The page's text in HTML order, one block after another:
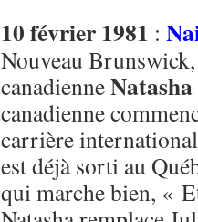
10 février 1981 :
Nouveau
canadienne
canadienne
carrière
est déjà sorti au
qui marche bien, «